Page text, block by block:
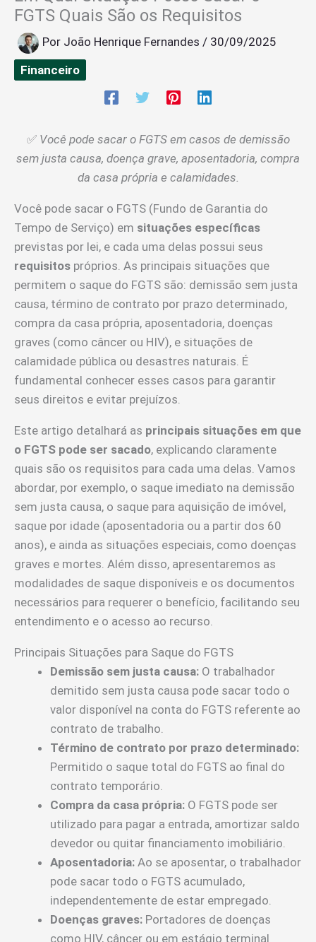
FGTS Quais São os Requisitos
Por João Henrique Fernandes / 30/09/2025
Financeiro
✅ Você pode sacar o FGTS em casos de demissão
sem justa causa, doença grave, aposentadoria, compra
da casa própria e calamidades.
Você pode sacar o FGTS (Fundo de Garantia do
Tempo de Serviço) em situações específicas
previstas por lei, e cada uma delas possui seus
requisitos próprios. As principais situações que
permitem o saque do FGTS são: demissão sem justa
causa, término de contrato por prazo determinado,
compra da casa própria, aposentadoria, doenças
graves (como câncer ou HIV), e situações de
calamidade pública ou desastres naturais. É
fundamental conhecer esses casos para garantir
seus direitos e evitar prejuízos.
Este artigo detalhará as principais situações em que
o FGTS pode ser sacado, explicando claramente
quais são os requisitos para cada uma delas. Vamos
abordar, por exemplo, o saque imediato na demissão
sem justa causa, o saque para aquisição de imóvel,
saque por idade (aposentadoria ou a partir dos 60
anos), e ainda as situações especiais, como doenças
graves e mortes. Além disso, apresentaremos as
modalidades de saque disponíveis e os documentos
necessários para requerer o benefício, facilitando seu
entendimento e o acesso ao recurso.
Principais Situações para Saque do FGTS
Demissão sem justa causa: O trabalhador
demitido sem justa causa pode sacar todo o
valor disponível na conta do FGTS referente ao
contrato de trabalho.
Término de contrato por prazo determinado:
Permitido o saque total do FGTS ao final do
contrato temporário.
Compra da casa própria: O FGTS pode ser
utilizado para pagar a entrada, amortizar saldo
devedor ou quitar financiamento imobiliário.
Aposentadoria: Ao se aposentar, o trabalhador
pode sacar todo o FGTS acumulado,
independentemente de estar empregado.
Doenças graves: Portadores de doenças
como HIV, câncer ou em estágio terminal